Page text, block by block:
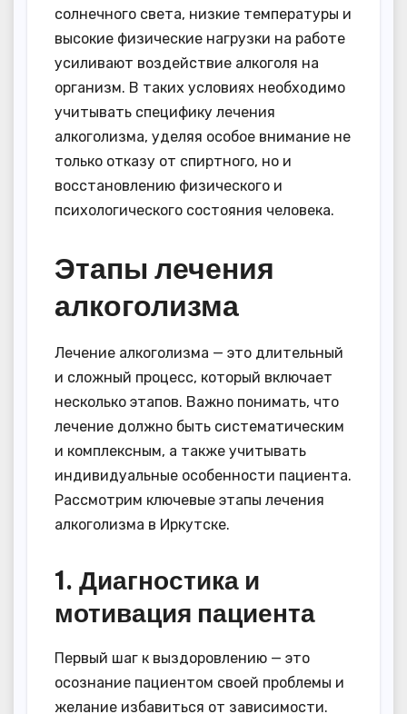
солнечного света, низкие температуры и
высокие физические нагрузки на работе
усиливают воздействие алкоголя на
организм. В таких условиях необходимо
учитывать специфику лечения
алкоголизма, уделяя особое внимание не
только отказу от спиртного, но и
восстановлению физического и
психологического состояния человека.
Этапы лечения
алкоголизма
Лечение алкоголизма — это длительный
и сложный процесс, который включает
несколько этапов. Важно понимать, что
лечение должно быть систематическим
и комплексным, а также учитывать
индивидуальные особенности пациента.
Рассмотрим ключевые этапы лечения
алкоголизма в Иркутске.
1. Диагностика и
мотивация пациента
Первый шаг к выздоровлению — это
осознание пациентом своей проблемы и
желание избавиться от зависимости.